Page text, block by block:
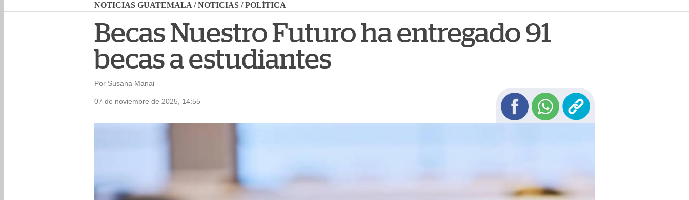
NOTICIAS GUATEMALA /NOTICIAS /POLÍTICA
Becas Nuestro Futuro ha entregado 91
becas a estudiantes
Por Susana Manai
07 de noviembre de 2025, 14:55